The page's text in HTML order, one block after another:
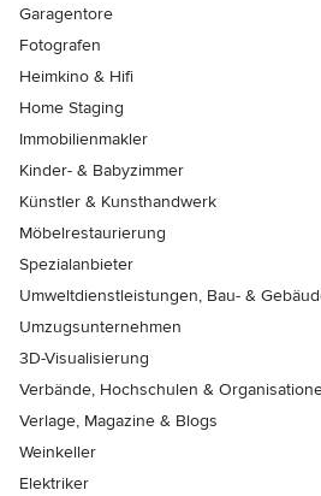
Garagentore
Fotografen
Heimkino & Hifi
Home Staging
Immobilienmakler
Kinder- & Babyzimmer
Künstler & Kunsthandwerk
Möbelrestaurierung
Spezialanbieter
Umweltdienstleistungen, Bau- &
Umzugsunternehmen
3D-Visualisierung
Verbände, Hochschulen &
Verlage, Magazine & Blogs
Weinkeller
Elektriker